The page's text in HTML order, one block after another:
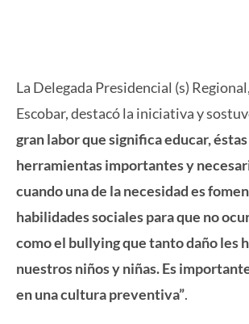
La Delegada Presidencial (s)
Escobar, destacó la iniciativa y
gran labor que significa educar,
herramientas importantes y
cuando una de la necesidad es
habilidades sociales para que no
como el bullying que tanto daño les
nuestros niños y niñas. Es
en una cultura preventiva”.